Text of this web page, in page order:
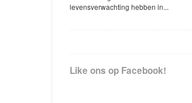
levensverwachting hebben in...
Like ons op Facebook!